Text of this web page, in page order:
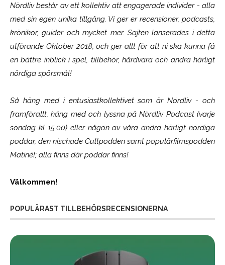
Nördliv består av ett kollektiv att engagerade individer - alla
med sin egen unika tillgång. Vi ger er recensioner, podcasts,
krönikor, guider och mycket mer. Sajten lanserades i detta
utförande Oktober 2018, och ger allt för att ni ska kunna få
en bättre inblick i spel, tillbehör, hårdvara och andra härligt
nördiga spörsmål!
Så häng med i entusiastkollektivet som ärNördliv- och
framförallt, häng med och lyssna på Nördliv Podcast (varje
söndag kl 15.00) eller någon av våra andra härligt nördiga
poddar, den nischade Cultpodden samt populärfilmspodden
Matiné!; alla finns där poddar finns!
Välkommen!
POPULÄRAST TILLBEHÖRSRECENSIONERNA